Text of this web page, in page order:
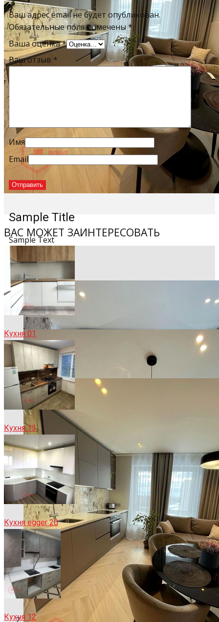
Sample Title
Sample Text
Ваш адрес email не будет опубликован.
Обязательные поля помечены*
Ваша оценка*
Ваш отзыв*
Имя
Email
ВАС МОЖЕТ ЗАИНТЕРЕСОВАТЬ
Кухня 01
Кухня 13
Кухня egger 20
Кухня 12